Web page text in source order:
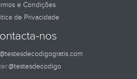
e Condições
de Privacidade
nos
@testesdecodigo